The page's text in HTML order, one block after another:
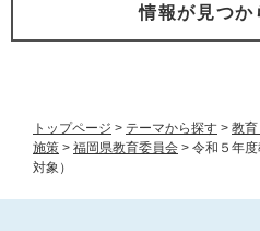
トップページ > テーマから探す > 教
施策 > 福岡県教育委員会 > 令和５年
対象）
情報が見つか